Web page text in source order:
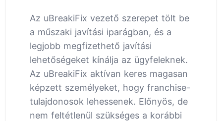
Az uBreakiFix vezető szerepet tölt be
a műszaki javítási iparágban, és a
legjobb megfizethető javítási
lehetőségeket kínálja az ügyfeleknek.
Az uBreakiFix aktívan keres magasan
képzett személyeket, hogy franchise-
tulajdonosok lehessenek. Előnyös, de
nem feltétlenül szükséges a korábbi